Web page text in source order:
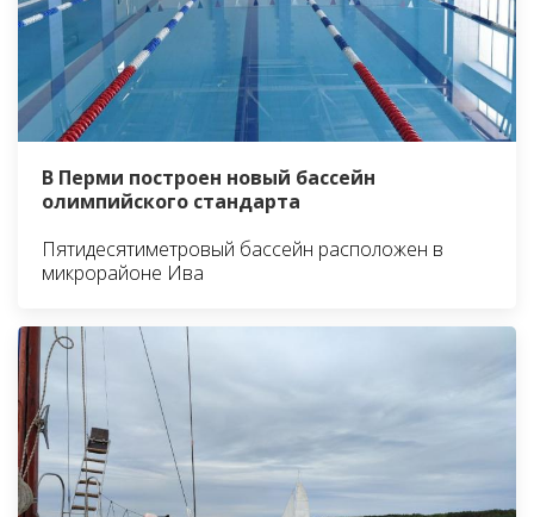
В Перми построен новый бассейн
олимпийского стандарта
Пятидесятиметровый бассейн расположен в
микрорайоне Ива